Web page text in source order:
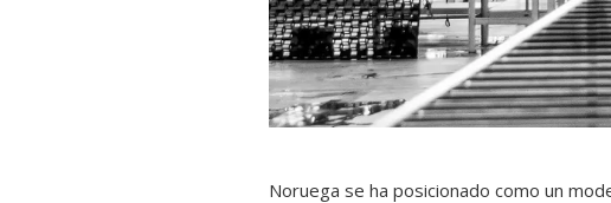
Noruega se ha posicionado como un